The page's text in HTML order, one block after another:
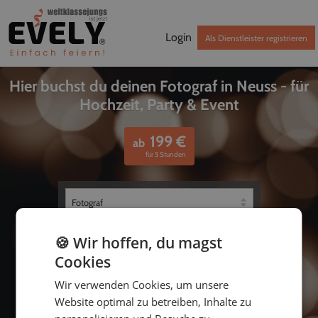
Login Als Dienstleister registrieren
Hier buchst du deinen Fotograf in Neuss - für
Hochzeit, Party & Event
ab 199€
für 5 Stunden
bis
🍪 Wir hoffen, du magst
Cookies
Wir verwenden Cookies, um unsere
Website optimal zu betreiben, Inhalte zu